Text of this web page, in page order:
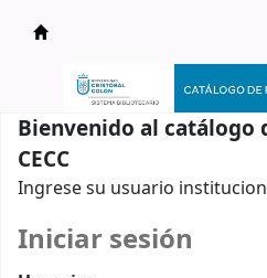
Catálogo en línea
Bienvenido al catálogo
CECC
Ingrese su usuario
Iniciar sesión